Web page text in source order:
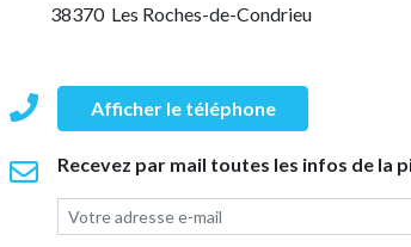
38370 Les Roches-de-Condrieu
Afficher le téléphone
Recevez par mail toutes les infos de la